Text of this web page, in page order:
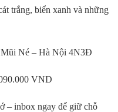
trắng, biển xanh và những
Mũi Né – Hà Nội 4N3Đ
VND
– inbox ngay để giữ chỗ